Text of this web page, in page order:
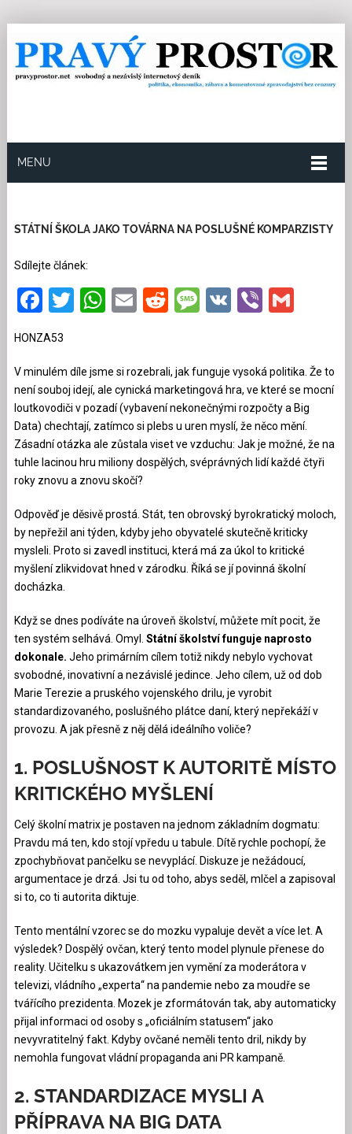
MENU
STÁTNÍ ŠKOLA JAKO TOVÁRNA NA POSLUŠNÉ KOMPARZISTY
Sdílejte článek:
Facebook
Twitter
WhatsApp
EmailRedditMessage
VKViber
HONZA53
V minulém díle jsme si rozebrali, jak funguje vysoká politika. Že to
není souboj idejí, ale cynická marketingová hra, ve které se mocní
loutkovodiči v pozadí (vybavení nekonečnými rozpočty a Big
Data) chechtají, zatímco si plebs u uren myslí, že něco mění.
Zásadní otázka ale zůstala viset ve vzduchu: Jak je možné, že na
tuhle lacinou hru miliony dospělých, svéprávných lidí každé čtyři
roky znovu a znovu skočí?
Odpověď je děsivě prostá. Stát, ten obrovský byrokratický moloch,
by nepřežil ani týden, kdyby jeho obyvatelé skutečně kriticky
mysleli. Proto si zavedl instituci, která má za úkol to kritické
myšlení zlikvidovat hned v zárodku. Říká se jí povinná školní
docházka.
Když se dnes podíváte na úroveň školství, můžete mít pocit, že
ten systém selhává. Omyl. Státní školství funguje naprosto
dokonale. Jeho primárním cílem totiž nikdy nebylo vychovat
svobodné, inovativní a nezávislé jedince. Jeho cílem, už od dob
Marie Terezie a pruského vojenského drilu, je vyrobit
standardizovaného, poslušného plátce daní, který nepřekáží v
provozu. A jak přesně z něj dělá ideálního voliče?
1. POSLUŠNOST K AUTORITĚ MÍSTO
KRITICKÉHO MYŠLENÍ
Celý školní matrix je postaven na jednom základním dogmatu:
Pravdu má ten, kdo stojí vpředu u tabule. Dítě rychle pochopí, že
zpochybňovat pančelku se nevyplácí. Diskuze je nežádoucí,
argumentace je drzá. Jsi tu od toho, abys seděl, mlčel a zapisoval
si to, co ti autorita diktuje.
Tento mentální vzorec se do mozku vypaluje devět a více let. A
výsledek? Dospělý ovčan, který tento model plynule přenese do
reality. Učitelku s ukazovátkem jen vymění za moderátora v
televizi, vládního „experta“ na pandemie nebo za moudře se
tvářícího prezidenta. Mozek je zformátován tak, aby automaticky
přijal informaci od osoby s „oficiálním statusem“ jako
nevyvratitelný fakt. Kdyby ovčané neměli tento dril, nikdy by
nemohla fungovat vládní propaganda ani PR kampaně.
2. STANDARDIZACE MYSLI A
PŘÍPRAVA NA BIG DATA